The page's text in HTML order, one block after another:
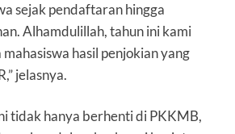
sejak pendaftaran hingga
Alhamdulillah, tahun ini kami
hasil penjokian yang
jelasnya.
tidak hanya berhenti di PKKMB,